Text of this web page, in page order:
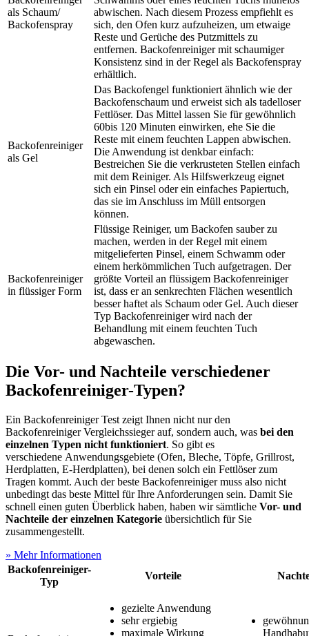
als Schaum/
Backofenspray
abwischen. Nach diesem Prozess empfiehlt es
sich, den Ofen kurz aufzuheizen, um etwaige
Reste und Gerüche des Putzmittels zu
entfernen. Backofenreiniger mit schaumiger
Konsistenz sind in der Regel als Backofenspray
erhältlich.
Backofenreiniger
als Gel
Das Backofengel funktioniert ähnlich wie der
Backofenschaum und erweist sich als tadelloser
Fettlöser. Das Mittel lassen Sie für gewöhnlich
60bis 120 Minuten einwirken, ehe Sie die
Reste mit einem feuchten Lappen abwischen.
Die Anwendung ist denkbar einfach:
Bestreichen Sie die verkrusteten Stellen einfach
mit dem Reiniger. Als Hilfswerkzeug eignet
sich ein Pinsel oder ein einfaches Papiertuch,
das sie im Anschluss im Müll entsorgen
können.
Backofenreiniger
in flüssiger Form
Flüssige Reiniger, um Backofen sauber zu
machen, werden in der Regel mit einem
mitgelieferten Pinsel, einem Schwamm oder
einem herkömmlichen Tuch aufgetragen. Der
größte Vorteil an flüssigem Backofenreiniger
ist, dass er an senkrechten Flächen wesentlich
besser haftet als Schaum oder Gel. Auch dieser
Typ Backofenreiniger wird nach der
Behandlung mit einem feuchten Tuch
abgewaschen.
Die Vor- und Nachteile verschiedener
Backofenreiniger-Typen?
Ein Backofenreiniger Test zeigt Ihnen nicht nur den
Backofenreiniger Vergleichssieger auf, sondern auch, was bei den
einzelnen Typen nicht funktioniert. So gibt es
verschiedene Anwendungsgebiete (Ofen, Bleche, Töpfe, Grillrost,
Herdplatten, E-Herdplatten), bei denen solch ein Fettlöser zum
Tragen kommt. Auch der beste Backofenreiniger muss also nicht
unbedingt das beste Mittel für Ihre Anforderungen sein. Damit Sie
schnell einen guten Überblick haben, haben wir sämtliche Vor- und
Nachteile der einzelnen Kategorie übersichtlich für Sie
zusammengestellt.
» Mehr Informationen
Backofenreiniger-
Typ
Vorteile
gezielte Anwendung
sehr ergiebig
maximale Wirkung